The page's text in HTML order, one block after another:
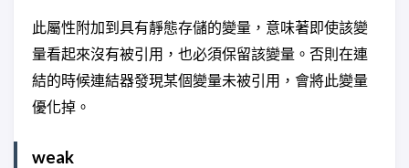
此屬性附加到具有靜態存儲的變量，意味著即使該變
量看起來沒有被引用，也必須保留該變量。否則在連
結的時候連結器發現某個變量未被引用，會將此變量
優化掉。
weak